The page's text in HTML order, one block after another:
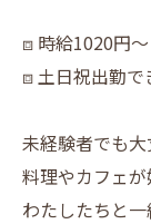
⧈ 時給1020円〜
⧈ 土日祝出勤で
未経験者でも
料理やカフェが
わたしたちと